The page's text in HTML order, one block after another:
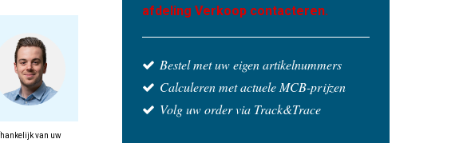
van uw
afdeling Verkoop contacteren.
Bestel met uw eigen artikelnummers
Calculeren met actuele MCB-prijzen
Volg uw order via Track&Trace